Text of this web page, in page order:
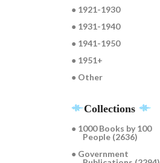
● 1921-1930
● 1931-1940
● 1941-1950
● 1951+
● Other
Collections
● 1000 Books by 100
People (2636)
● Government